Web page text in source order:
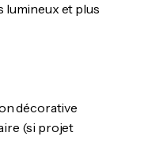
lumineux et plus
décorative
(si projet